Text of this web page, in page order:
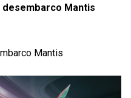
desembarco Mantis
Mantis